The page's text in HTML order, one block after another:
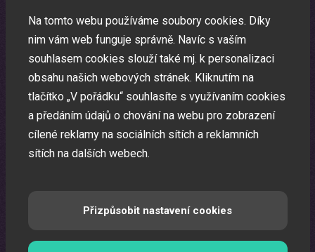
Na tomto webu používáme soubory cookies. Díky
nim vám web funguje správně. Navíc s vaším
souhlasem cookies slouží také mj. k personalizaci
obsahu našich webových stránek. Kliknutím na
tlačítko „V pořádku“ souhlasíte s využívaním cookies
a předáním údajů o chování na webu pro zobrazení
cílené reklamy na sociálních sítích a reklamních
sítích na dalších webech.
Přizpůsobit nastavení cookies